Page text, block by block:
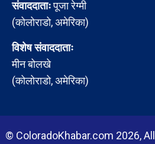
संवाददाताःपूजा रेग्मी
(कोलोराडो, अमेरिका)
विशेष संवाददाताः
मीन बोलखे
(कोलोराडो, अमेरिका)
© ColoradoKhabar.com 2026,